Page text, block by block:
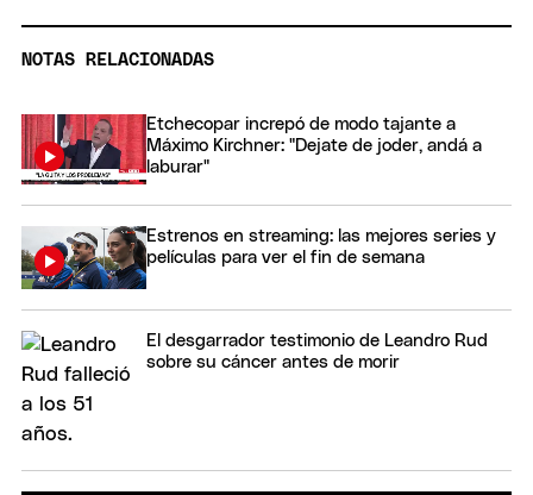
NOTAS RELACIONADAS
Etchecopar increpó de modo tajante a
Máximo Kirchner: "Dejate de joder, andá a
laburar"
Estrenos en streaming: las mejores series y
películas para ver el fin de semana
El desgarrador testimonio de Leandro Rud
sobre su cáncer antes de morir